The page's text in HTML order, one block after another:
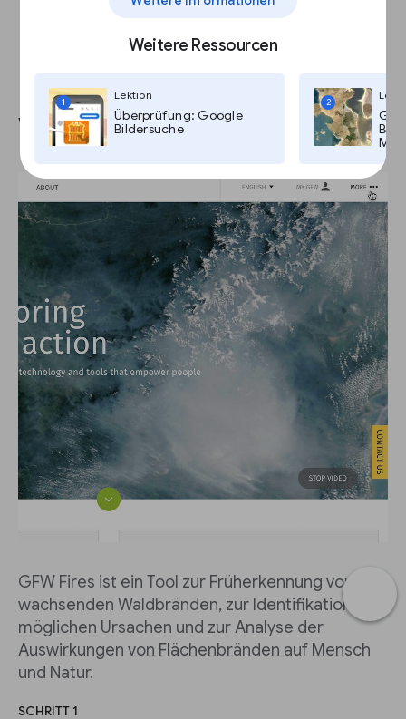
Weitere Ressourcen
1
Lektion
Überprüfung: Google
Bildersuche
2
Waldbrände auf GFW verfolgen
GFW Fires ist ein Tool zur Früherkennung von
wachsenden Waldbränden, zur Identifikation von
möglichen Ursachen und zur Analyse der
Auswirkungen von Flächenbränden auf Mensch
und Natur.
SCHRITT 1